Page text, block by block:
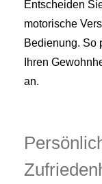
Entscheiden
motorische
Bedienung. So
Ihren
an.